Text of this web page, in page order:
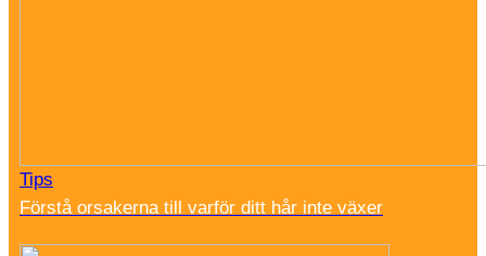
Tips
Förstå orsakerna till varför ditt hår inte växer